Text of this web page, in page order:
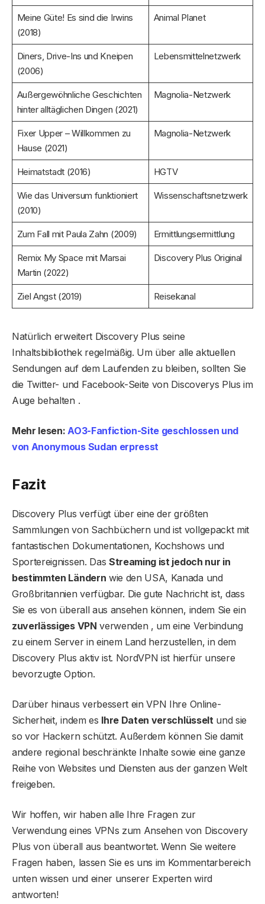
Meine Güte! Es sind die Irwins
(2018)
Animal Planet
Diners, Drive-Ins und Kneipen
(2006)
Lebensmittelnetzwerk
Außergewöhnliche Geschichten
hinter alltäglichen Dingen (2021)
Magnolia-Netzwerk
Fixer Upper – Willkommen zu
Hause (2021)
Magnolia-Netzwerk
Heimatstadt (2016) HGTV
Wie das Universum funktioniert
(2010)
Wissenschaftsnetzwerk
Zum Fall mit Paula Zahn (2009) Ermittlungsermittlung
Remix My Space mit Marsai
Martin (2022)
Discovery Plus Original
Ziel Angst (2019) Reisekanal
Natürlich erweitert Discovery Plus seine
Inhaltsbibliothek regelmäßig. Um über alle aktuellen
Sendungen auf dem Laufenden zu bleiben, sollten Sie
die Twitter- und Facebook-Seite von Discoverys Plus im
Auge behalten .
Mehr lesen:AO3-Fanfiction-Site geschlossen und
von Anonymous Sudan erpresst
Fazit
Discovery Plus verfügt über eine der größten
Sammlungen von Sachbüchern und ist vollgepackt mit
fantastischen Dokumentationen, Kochshows und
Sportereignissen. Das Streaming ist jedoch nur in
bestimmten Ländern wie den USA, Kanada und
Großbritannien verfügbar. Die gute Nachricht ist, dass
Sie es von überall aus ansehen können, indem Sie ein
zuverlässiges VPN verwenden , um eine Verbindung
zu einem Server in einem Land herzustellen, in dem
Discovery Plus aktiv ist. NordVPN ist hierfür unsere
bevorzugte Option.
Darüber hinaus verbessert ein VPN Ihre Online-
Sicherheit, indem es Ihre Daten verschlüsseltund sie
so vor Hackern schützt. Außerdem können Sie damit
andere regional beschränkte Inhalte sowie eine ganze
Reihe von Websites und Diensten aus der ganzen Welt
freigeben.
Wir hoffen, wir haben alle Ihre Fragen zur
Verwendung eines VPNs zum Ansehen von Discovery
Plus von überall aus beantwortet. Wenn Sie weitere
Fragen haben, lassen Sie es uns im Kommentarbereich
unten wissen und einer unserer Experten wird
antworten!